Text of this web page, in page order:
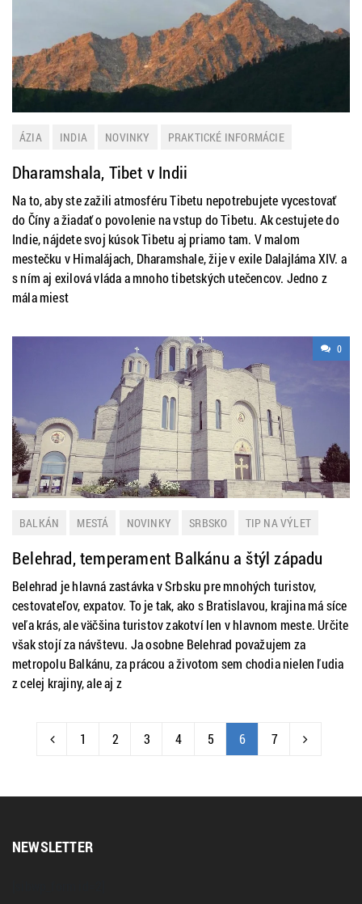
ÁZIA INDIA NOVINKY
PRAKTICKÉ INFORMÁCIE
ZAHRANIČIE
Dharamshala, Tibet v Indii
Na to, aby ste zažili atmosféru Tibetu nepotrebujete vycestovať
do Číny a žiadať o povolenie na vstup do Tibetu. Ak cestujete do
Indie, nájdete svoj kúsok Tibetu aj priamo tam. V malom
mestečku v Himalájach, Dharamshale, žije v exile Dalajláma XIV. a
s ním aj exilová vláda a mnoho tibetských utečencov. Jedno z
mála miest
0
BALKÁN MESTÁ NOVINKY SRBSKO TIP NA VÝLET
Belehrad, temperament Balkánu a štýl západu
Belehrad je hlavná zastávka v Srbsku pre mnohých turistov,
cestovateľov, expatov. To je tak, ako s Bratislavou, krajina má síce
veľa krás, ale väčšina turistov zakotví len v hlavnom meste. Určite
však stojí za návštevu. Ja osobne Belehrad považujem za
metropolu Balkánu, za prácou a životom sem chodia nielen ľudia
z celej krajiny, ale aj z
1 2 3 4 5 6 7
NEWSLETTER